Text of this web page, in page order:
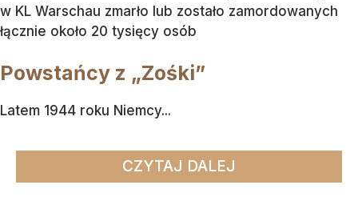
w KL Warschau zmarło lub zostało zamordowanych
łącznie około 20 tysięcy osób
Powstańcy z „Zośki”
Latem 1944 roku Niemcy...
CZYTAJ DALEJ